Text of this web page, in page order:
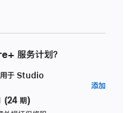
服务计划？
于 Studio
(24 期)
添加